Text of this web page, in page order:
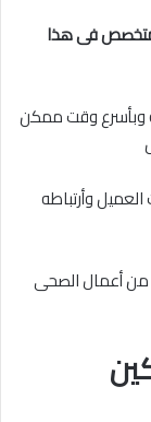
متخصص فى هذا
وبأسرع وقت ممكن
وأرتباطه
من أعمال الصحى